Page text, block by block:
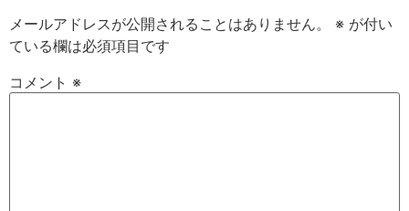
メールアドレスが公開されることはありません。 ※ が付い
ている欄は必須項目です
コメント ※